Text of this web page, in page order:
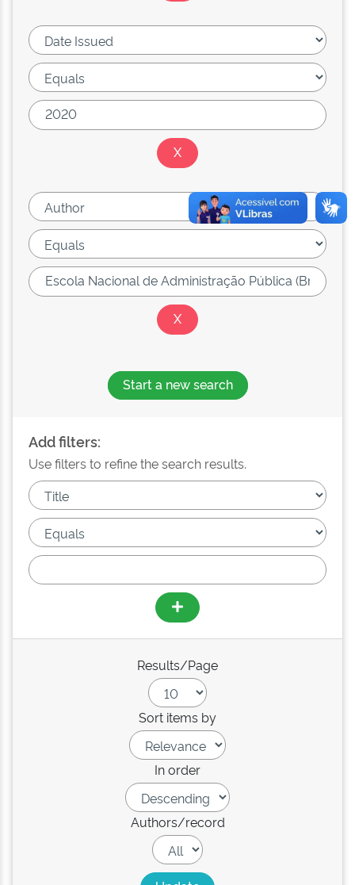
Start a new search
Add filters:
Use filters to refine the search results.
Results/Page
Sort items by
In order
Authors/record